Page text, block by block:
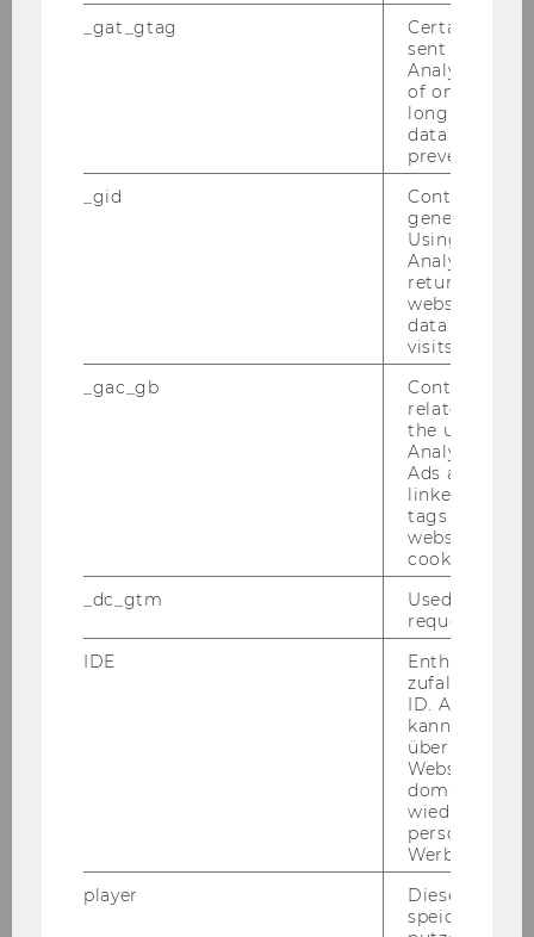
Research Talk by Anatoli Colicev,
In our last Mar­ke­ting Re­se­arch Se­mi­nar of the
win­ter se­mes­ter 2023/24, Pro­fes­sor Ana­to­li Co­li­
cev from the Uni­ver­si­ty of Li­ver­pool il­lu­mi­na­ted
a com­pel­ling ave­nue in cor­po­ra­te stra­te­gy –
Research Talk by Alina Sorescu, Texas
Alina So­res­cu from Texas A&M Uni­ver­si­ty was
the la­test guest in our Re­se­arch Se­mi­nar Se­
ries, pre­sen­ting her re­se­arch on busi­ness
model in­no­va­ti­on. This area is often less ex­plo­
red com­pa­red to pro­duct…
_gat_gtag
Certain data
sent to
Analytics a
of once per
long as it is
data
prevented.
_gid
Contains a
generated
Using this
Analytics can
returning
website and
data from
visits.
_gac_gb
Contains
related
the user. If
Analytics and
Ads accounts
linked, the
tags on the
website read
cookie.
_dc_gtm
Used to
request rate.
IDE
Enthält eine
ID. Anhand
kann Google
über
Websites
Werbung
player
Dieses Cookie
speichert